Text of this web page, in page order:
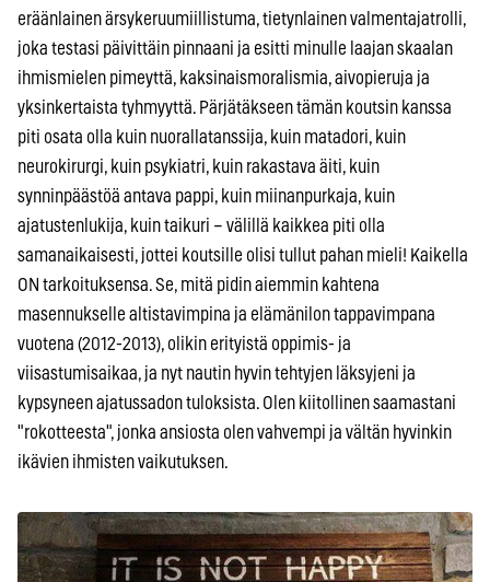
eräänlainen ärsykeruumiillistuma, tietynlainen valmentajatrolli,
joka testasi päivittäin pinnaani ja esitti minulle laajan skaalan
ihmismielen pimeyttä, kaksinaismoralismia, aivopieruja ja
yksinkertaista tyhmyyttä. Pärjätäkseen tämän koutsin kanssa
piti osata olla kuin nuorallatanssija, kuin matadori, kuin
neurokirurgi, kuin psykiatri, kuin rakastava äiti, kuin
synninpäästöä antava pappi, kuin miinanpurkaja, kuin
ajatustenlukija, kuin taikuri – välillä kaikkea piti olla
samanaikaisesti, jottei koutsille olisi tullut pahan mieli! Kaikella
ON tarkoituksensa. Se, mitä pidin aiemmin kahtena
masennukselle altistavimpina ja elämänilon tappavimpana
vuotena (2012-2013), olikin erityistä oppimis- ja
viisastumisaikaa, ja nyt nautin hyvin tehtyjen läksyjeni ja
kypsyneen ajatussadon tuloksista. Olen kiitollinen saamastani
"rokotteesta", jonka ansiosta olen vahvempi ja vältän hyvinkin
ikävien ihmisten vaikutuksen.